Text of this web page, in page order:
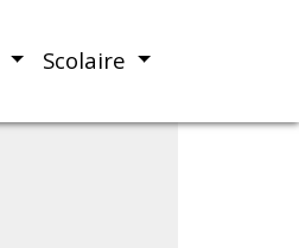
Scolaire